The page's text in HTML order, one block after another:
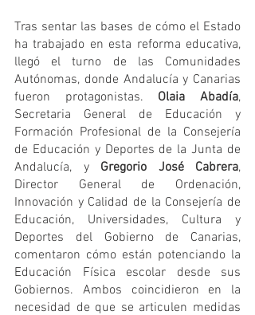
Tras sentar las bases de cómo el Estado
ha trabajado en esta reforma educativa,
llegó el turno de las Comunidades
Autónomas, donde Andalucía y Canarias
fueron protagonistas. Olaia Abadía,
Secretaria General de Educación y
Formación Profesional de la Consejería
de Educación y Deportes de la Junta de
Andalucía, y Gregorio José Cabrera,
Director General de Ordenación,
Innovación y Calidad de la Consejería de
Educación, Universidades, Cultura y
Deportes del Gobierno de Canarias,
comentaron cómo están potenciando la
Educación Física escolar desde sus
Gobiernos. Ambos coincidieron en la
necesidad de que se articulen medidas